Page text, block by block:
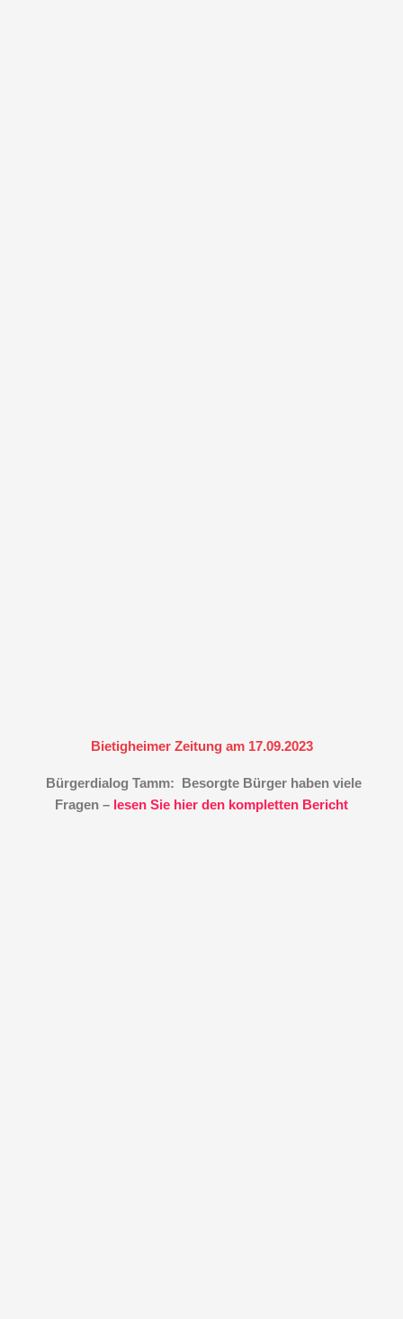
Bietigheimer Zeitung am 17.09.2023
Bürgerdialog Tamm: Besorgte Bürger haben viele
Fragen – lesen Sie hier den kompletten Bericht